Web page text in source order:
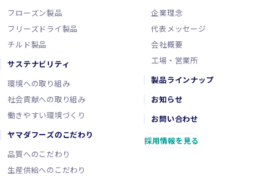
フローズン製品
フリーズドライ製品
チルド製品
サステナビリティ
環境への取り組み
社会貢献への取り組み
働きやすい環境づくり
ヤマダフーズのこだわり
品質へのこだわり
生産供給へのこだわり
企業理念
代表メッセージ
会社概要
工場・営業所
製品ラインナップ
お知らせ
お問い合わせ
採用情報を見る